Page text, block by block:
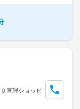
亘理ショッピ